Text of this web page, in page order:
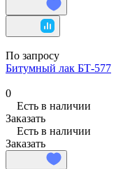
По запросу
Битумный лак БТ-577
0
Есть в наличии
Заказать
Есть в наличии
Заказать